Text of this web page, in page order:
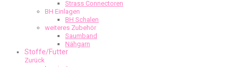
Strass Connectoren
BH Einlagen
BH Schalen
weiteres Zubehör
Saumband
Nähgarn
Stoffe/Futter
Zurück